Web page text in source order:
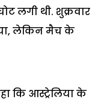
लगी थी. शुक्रवार
लेकिन मैच के
कि आस्ट्रेलिया के